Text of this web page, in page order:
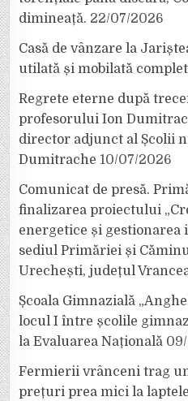
dimineață. 22/07/2026
Casă de vânzare la
utilată și mobilată
Regrete eterne după
profesorului Ion
director adjunct al Școlii
Dumitrache 10/07/2026
Comunicat de presă.
finalizarea proiectului
energetice și
sediul Primăriei și
Urechești, județul
Școala Gimnazială
locul I între școlile
la Evaluarea Națională
Fermierii vrânceni trag
prețuri prea mici la